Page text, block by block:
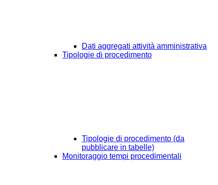
Dati aggregati attività amministrativa
Tipologie di procedimento
Tipologie di procedimento (da
pubblicare in tabelle)
Monitoraggio tempi procedimentali